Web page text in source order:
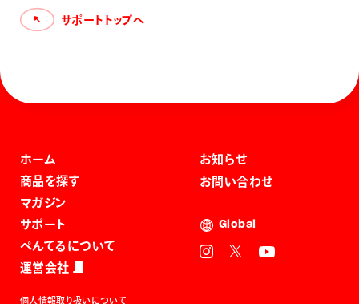
いところに置いてください。 万一、インキが目に入った場合
はす
サポートトップへ
ホーム
商品を探す
マガジン
サポート
ぺんてるについて
運営会社
お知らせ
お問い合わせ
Global
個人情報取り扱いについて